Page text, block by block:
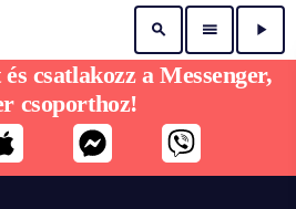
search menu play_arrow
csatlakozz a Messenger,
csoporthoz!